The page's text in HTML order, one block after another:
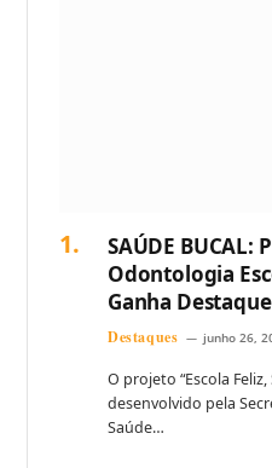
SAÚDE BUCAL:
Odontologia
Ganha
Destaques junho 26,
O projeto “Escola
desenvolvido pela
Saúde…